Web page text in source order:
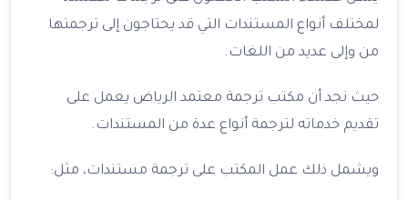
لمختلف أنواع المستندات التي قد يحتاجون إلى ترجمتها
من وإلى عديد من اللغات.
حيث نجد أن مكتب ترجمة معتمد الرياض يعمل على
تقديم خدماته لترجمة أنواع عدة من المستندات.
ويشمل ذلك عمل المكتب على ترجمة مستندات، مثل: